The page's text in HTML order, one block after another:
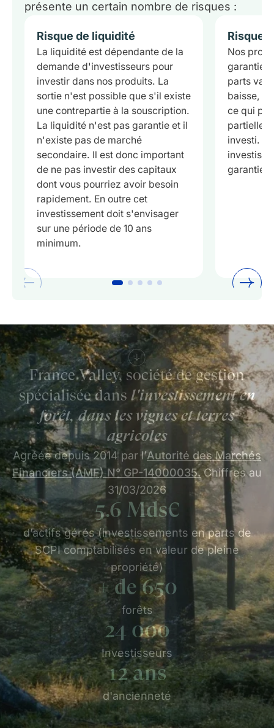
présente un certain nombre de risques :
Risque de liquidité
La liquidité est dépendante de la
demande d'investisseurs pour
investir dans nos produits. La
sortie n'est possible que s'il existe
une contrepartie à la souscription.
La liquidité n'est pas garantie et il
n'existe pas de marché
secondaire. Il est donc important
de ne pas investir des capitaux
dont vous pourriez avoir besoin
rapidement. En outre cet
investissement doit s'envisager
sur une période de 10 ans
minimum.
Risque
Nos
garantie
parts
baisse,
ce qui
partielle
investi.
garantie.
France Valley, société de gestion
spécialisée dans l'investissement en
forêt, dans les vignes et terres
agricoles
Agréée depuis 2014 par l’Autorité des Marchés
Financiers (AMF) N° GP-14000035.Chiffres au
31/03/2026
5.6 Mds€
d’actifs gérés (investissements en parts de
SCPI comptabilisés en valeur de pleine
propriété)
+ de650
forêts
24 000
Investisseurs
12ans
d'ancienneté